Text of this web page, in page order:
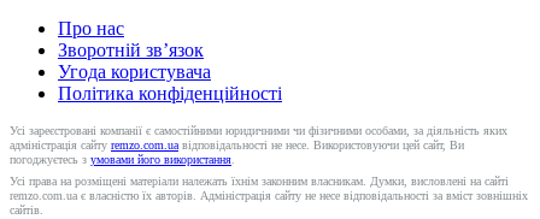
Про нас
Зворотній зв’язок
Угода користувача
Політика конфіденційності
Усі зареєстровані компанії є самостійними юридичними чи фізичними особами, за діяльність яких
адміністрація сайту remzo.com.uaвідповідальності не несе. Використовуючи цей сайт, Ви
погоджуєтесь з умовами його використання.
Усі права на розміщені матеріали належать їхнім законним власникам. Думки, висловлені на сайті
remzo.com.ua є власністю їх авторів. Адміністрація сайту не несе відповідальності за вміст зовнішніх
сайтів.